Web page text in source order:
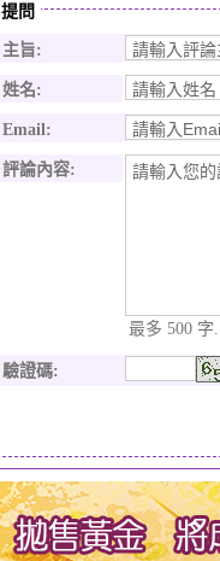
提問
主旨:
姓名:
Email:
評論內容:
最多 500 字.
驗證碼: